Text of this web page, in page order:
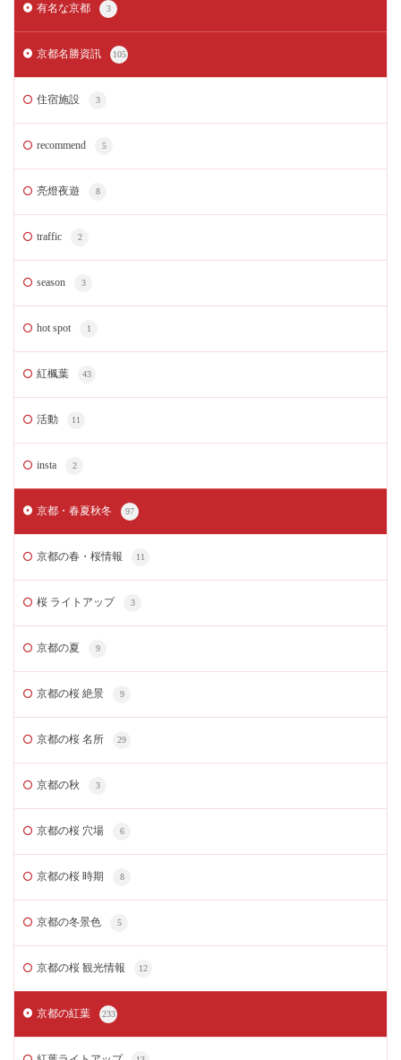
有名な京都 3
京都名勝資訊 105
住宿施設 3
recommend 5
亮燈夜遊 8
traffic 2
season 3
hot spot 1
紅楓葉 43
活動 11
insta 2
京都・春夏秋冬 97
京都の春・桜情報 11
桜 ライトアップ 3
京都の夏 9
京都の桜 絶景 9
京都の桜 名所 29
京都の秋 3
京都の桜 穴場 6
京都の桜 時期 8
京都の冬景色 5
京都の桜 観光情報 12
京都の紅葉 233